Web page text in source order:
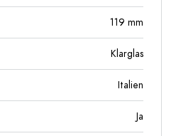
119 mm
Klarglas
Italien
Ja